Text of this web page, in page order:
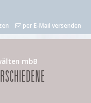
per E-Mail versenden
mbB